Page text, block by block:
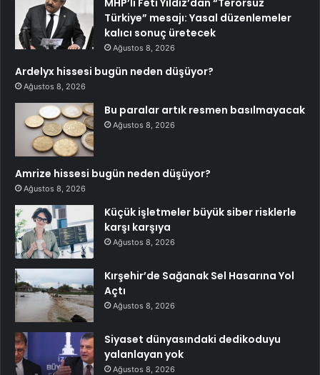
Türkiye” mesajı: Yasal düzenlemeler
kalıcı sonuç üretecek
Ağustos 8, 2026
Ardelyx hissesi bugün neden düşüyor?
Ağustos 8, 2026
Bu paralar artık resmen basılmayacak
Ağustos 8, 2026
Amrize hissesi bugün neden düşüyor?
Ağustos 8, 2026
Küçük işletmeler büyük siber risklerle
karşı karşıya
Ağustos 8, 2026
Kırşehir’de Sağanak Sel Hasarına Yol
Açtı
Ağustos 8, 2026
Siyaset dünyasındaki dedikoduyu
yalanlayan yok
Ağustos 8, 2026